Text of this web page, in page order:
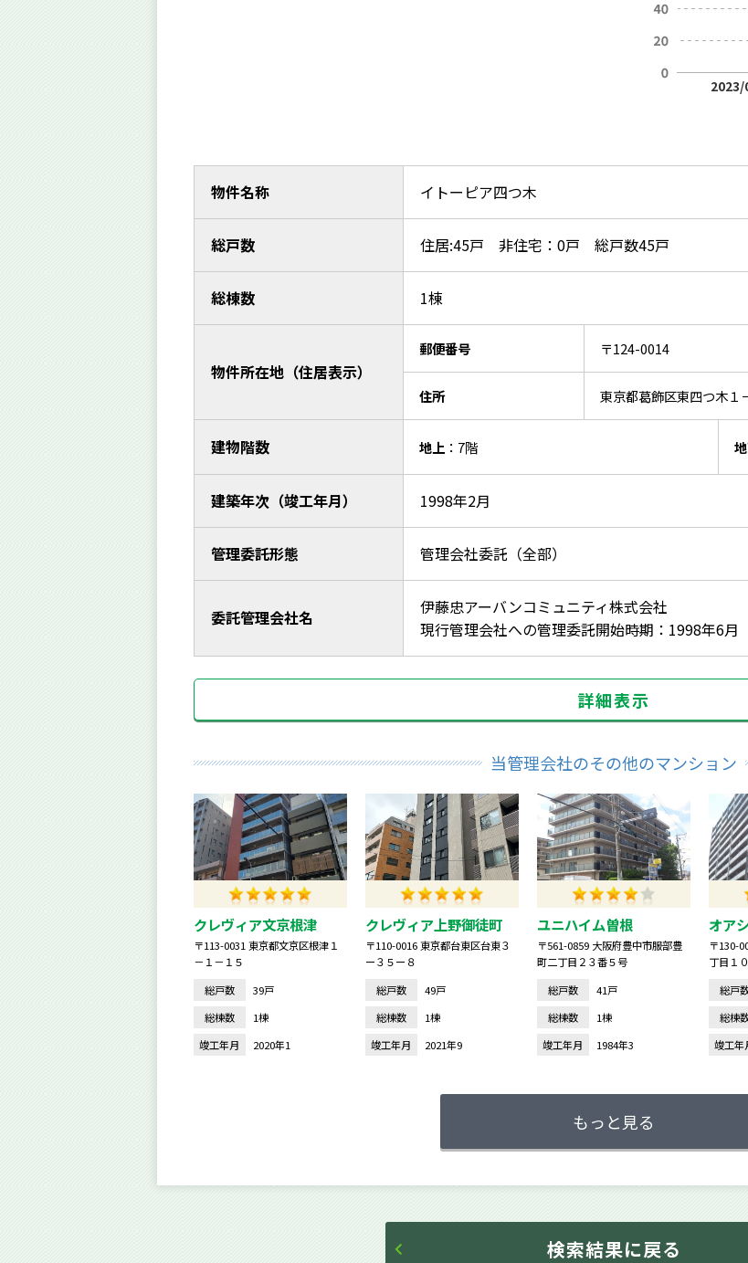
2023/
物件名称 イトーピア四つ木
総戸数 住居:45戸 非住宅：0戸 総戸数45戸
総棟数 1棟
物件所在地（住居表示）
郵便番号 〒124-0014
住所 東京都葛飾区東四つ木１
建物階数 地上：7階
建築年次（竣工年月） 1998年2月
管理委託形態 管理会社委託（全部）
委託管理会社名
伊藤忠アーバンコミュニティ株式会社
現行管理会社への管理委託開始時期：1998年6月
詳細表示
当管理会社のその他のマンション
クレヴィア文京根津
〒113-0031 東京都文京区根津１
－１－１５
総戸数
39戸
総棟数
1棟
竣工年月
2020年1
クレヴィア上野御徒町
〒110-0016 東京都台東区台東３
ー３５ー８
総戸数
49戸
総棟数
1棟
竣工年月
2021年9
ユニハイム曽根
〒561-0859 大阪府豊中市服部豊
町二丁目２３番５号
総戸数
41戸
総棟数
1棟
竣工年月
1984年3
オア
〒130-
丁目１
総戸
総棟
竣工年
もっと見る
検索結果に戻る